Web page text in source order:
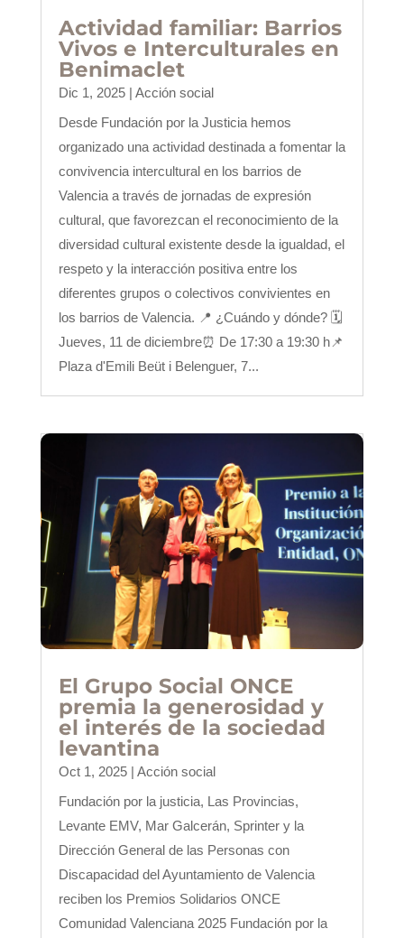
Actividad familiar: Barrios
Vivos e Interculturales en
Benimaclet
Dic 1, 2025| Acción social
Desde Fundación por la Justicia hemos
organizado una actividad destinada a fomentar la
convivencia intercultural en los barrios de
Valencia a través de jornadas de expresión
cultural, que favorezcan el reconocimiento de la
diversidad cultural existente desde la igualdad, el
respeto y la interacción positiva entre los
diferentes grupos o colectivos convivientes en
los barrios de Valencia. 📍 ¿Cuándo y dónde? 🗓
Jueves, 11 de diciembre⏰ De 17:30 a 19:30 h📌
Plaza d'Emili Beüt i Belenguer, 7...
El Grupo Social ONCE
premia la generosidad y
el interés de la sociedad
levantina
Oct 1, 2025| Acción social
Fundación por la justicia, Las Provincias,
Levante EMV, Mar Galcerán, Sprinter y la
Dirección General de las Personas con
Discapacidad del Ayuntamiento de Valencia
reciben los Premios Solidarios ONCE
Comunidad Valenciana 2025 Fundación por la